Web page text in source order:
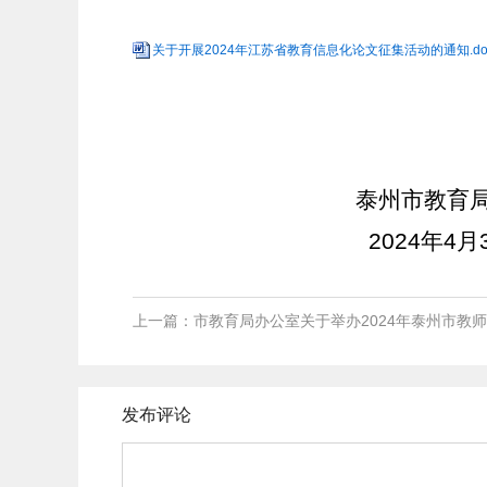
关于开展2024年江苏省教育信息化论文征集活动的通知
泰州市教育
2024年4月
上一篇：市教育局办公室关于举办2024年泰州市教
发布评论